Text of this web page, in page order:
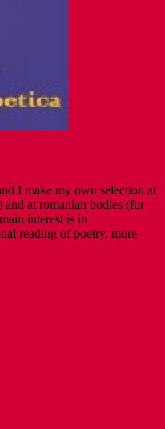
I make my own selection at
at romanian bodies (for
interest is in
reading of poetry. more